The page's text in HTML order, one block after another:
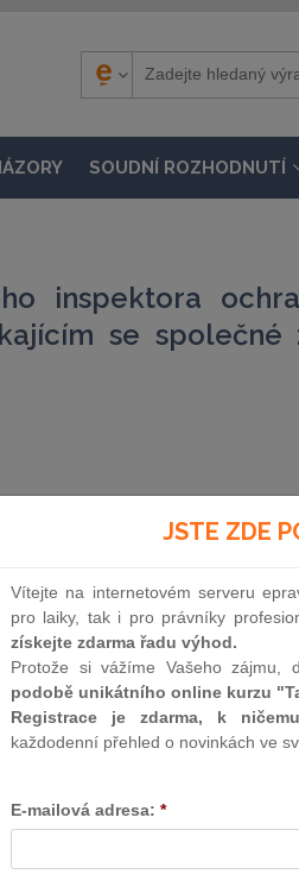
SOUDNÍ ROZHODNUTÍ
inspektora
se společné
údajůk právním návrhům
— ZZ v. Komise
JSTE ZDE
Vítejte na internetovém serveru
pro laiky, tak i pro právníky
získejte zdarma řadu výhod.
Protože si vážíme Vašeho zájmu,
podobě unikátního online kurzu
Registrace je zdarma, k
každodenní přehled o novinkách ve
E-mailová adresa: *